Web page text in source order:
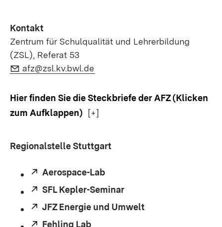
Kontakt
Zentrum für Schulqualität und Lehrerbildung
(ZSL), Referat 53
E-Mail:
afz@zsl.kv.bwl.de
Hier finden Sie die Steckbriefe der AFZ (Klicken
zum Aufklappen)
[+]
Regionalstelle Stuttgart
Extern:
Aerospace-Lab
Extern:
SFL Kepler-Seminar
Extern:
JFZ Energie und Umwelt
Extern:
Fehling Lab